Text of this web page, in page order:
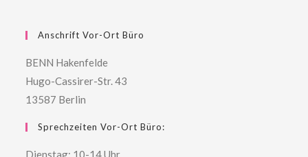
Anschrift Vor-Ort Büro
BENN Hakenfelde
Hugo-Cassirer-Str. 43
13587 Berlin
Sprechzeiten Vor-Ort Büro:
Dienstag: 10-14 Uhr